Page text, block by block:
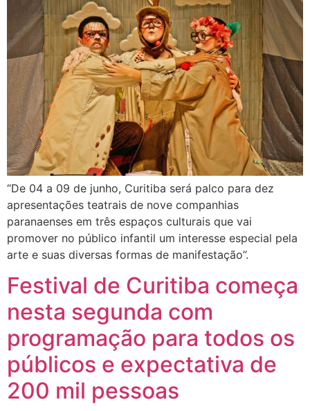
“De 04 a 09 de junho, Curitiba será palco para dez
apresentações teatrais de nove companhias
paranaenses em três espaços culturais que vai
promover no público infantil um interesse especial pela
arte e suas diversas formas de manifestação”.
Festival de Curitiba começa
nesta segunda com
programação para todos os
públicos e expectativa de
200 mil pessoas